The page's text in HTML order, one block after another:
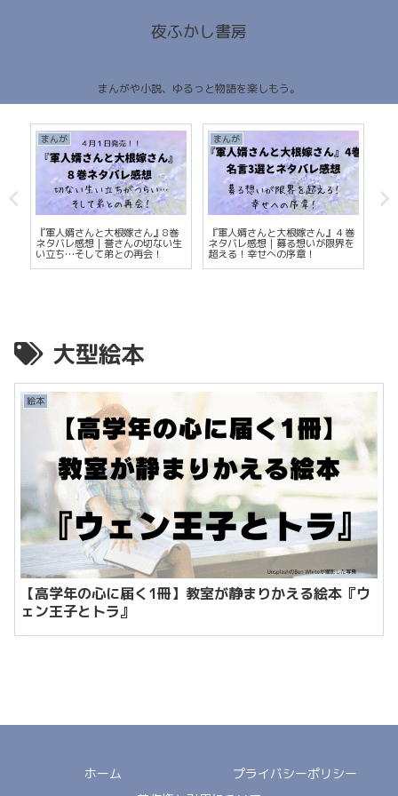
夜ふかし書房
まんがや小説、ゆるっと物語を楽しもう。
まんが
『軍人婿さんと大根嫁さん』8巻
ネタバレ感想｜誉さんの切ない生
い立ち…そして弟との再会！
まんが
『軍人婿さんと大根嫁さん』４巻
ネタバレ感想｜募る想いが限界を
超える！幸せへの序章！
大型絵本
絵本
【高学年の心に届く1冊】教室が静まりかえる絵本『ウ
ェン王子とトラ』
ホーム
プライバシーポリシー